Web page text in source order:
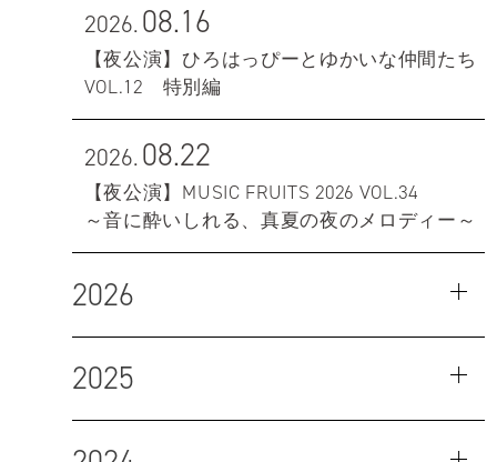
2026.08.16
【夜公演】ひろはっぴーとゆかいな仲間たち
VOL.12 特別編
2026.08.22
【夜公演】MUSIC FRUITS 2026 VOL.34
～音に酔いしれる、真夏の夜のメロディー～
2026
2025